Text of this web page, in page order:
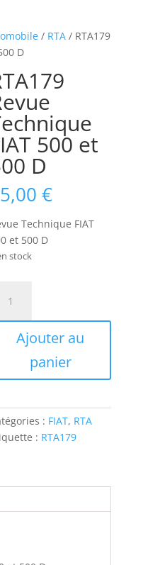
/ RTA/ RTA179
D
500 et
D
€
Technique FIAT
et 500 D
stock
Ajouter au
panier
: FIAT, RTA
: RTA179